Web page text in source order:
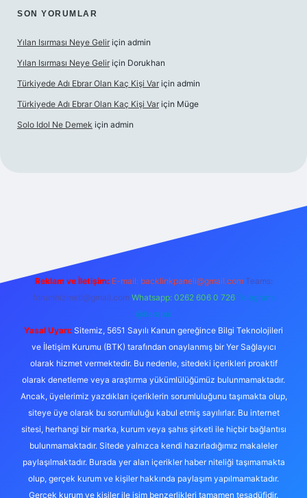
SON YORUMLAR
Yılan Isırması Neye Gelir için admin
Yılan Isırması Neye Gelir için Dorukhan
Türkiyede Adı Ebrar Olan Kaç Kişi Var için admin
Türkiyede Adı Ebrar Olan Kaç Kişi Var için Müge
Solo Idol Ne Demek için admin
Reklam ve İletişim: E-mail: backlinkpaneli@gmail.com Teams:
forumhizmeti@gmail.com Whatsapp: 0262 606 0 726 Telegram:
@karabul
Yasal Uyarı: Sitemiz, 5651 Sayılı Kanun gereğince Bilgi Teknolojileri
ve İletişim Kurumu (BTK) tarafından onaylanmış bir Yer Sağlayıcı
olarak hizmet vermektedir. Bu nedenle, sitedeki içerikleri proaktif
olarak denetleme veya araştırma yükümlülüğümüz bulunmamaktadır.
Ancak, üyelerimiz yazdıkları içeriklerin sorumluluğunu taşımakta olup,
siteye üye olarak bu sorumluluğu kabul etmiş sayılırlar. Bu internet
sitesi, herhangi bir marka, kurum veya şahıs şirketi ile hiçbir bağlantısı
bulunmamaktadır. Sitede yalnızca kendi hazırladığımız makaleler
paylaşılmaktadır. Burada yer alan içerikler haber niteliği taşımamakta
olup, gerçek kurum ve kişiler hakkında paylaşım yapılmamaktadır.
Gerçek kurum ve kişiler ile isim benzerlikleri tamamen tesadüfidir.